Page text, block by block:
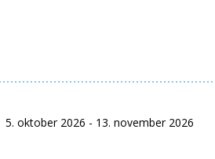
5. oktober 2026 - 13. november 2026